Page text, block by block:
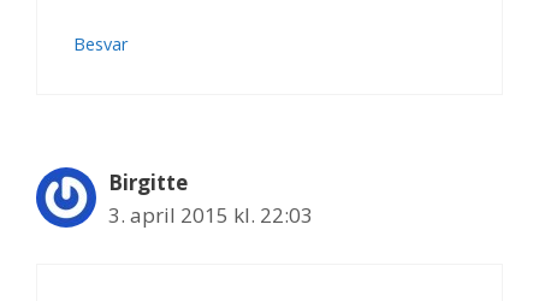
Besvar
Birgitte
3. april 2015 kl. 22:03